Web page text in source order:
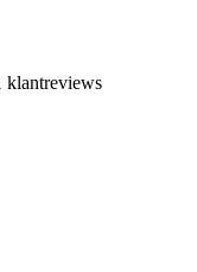
klantreviews